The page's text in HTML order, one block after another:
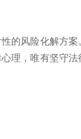
的风险化解方
理，唯有坚守